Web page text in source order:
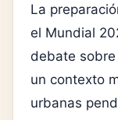
La
el Mundial
debate
un contexto
urbanas